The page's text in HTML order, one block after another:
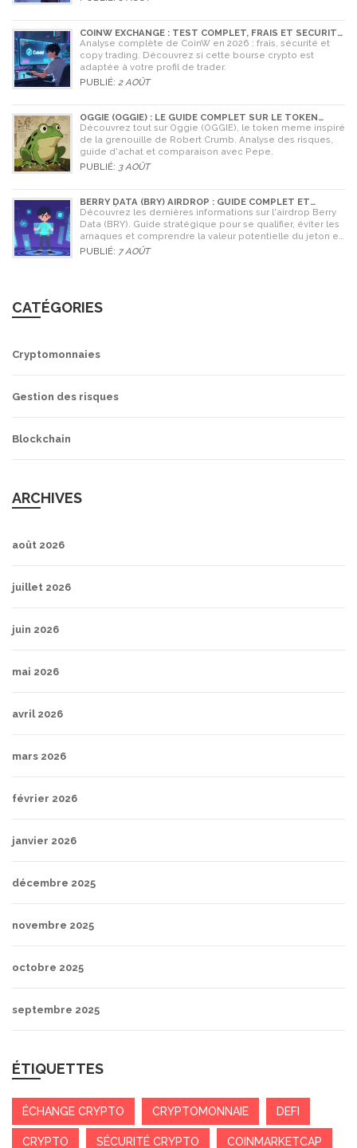
COINW EXCHANGE : TEST COMPLET, FRAIS ET SÉCURITÉ
EN 2026
Analyse complète de CoinW en 2026 : frais, sécurité et
copy trading. Découvrez si cette bourse crypto est
adaptée à votre profil de trader.
PUBLIÉ: 2 AOÛT
OGGIE (OGGIE) : LE GUIDE COMPLET SUR LE TOKEN
MEME DE LA GRENOUILLE
Découvrez tout sur Oggie (OGGIE), le token meme inspiré
de la grenouille de Robert Crumb. Analyse des risques,
guide d'achat et comparaison avec Pepe.
PUBLIÉ: 3 AOÛT
BERRY DATA (BRY) AIRDROP : GUIDE COMPLET ET
STRATÉGIES POUR NE RIEN RATER
Découvrez les dernières informations sur l'airdrop Berry
Data (BRY). Guide stratégique pour se qualifier, éviter les
arnaques et comprendre la valeur potentielle du jeton en
2026.
PUBLIÉ: 7 AOÛT
CATÉGORIES
Cryptomonnaies
Gestion des risques
Blockchain
ARCHIVES
août 2026
juillet 2026
juin 2026
mai 2026
avril 2026
mars 2026
février 2026
janvier 2026
décembre 2025
novembre 2025
octobre 2025
septembre 2025
ÉTIQUETTES
ÉCHANGE CRYPTO CRYPTOMONNAIE DEFI
CRYPTO SÉCURITÉ CRYPTO COINMARKETCAP